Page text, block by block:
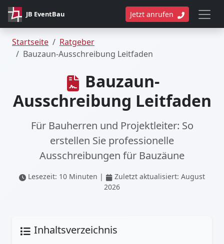
JB EventBau Jetzt anrufen
Startseite
Ratgeber
Bauzaun-Ausschreibung Leitfaden
Bauzaun-
Ausschreibung Leitfaden
Für Bauherren und Projektleiter: So
erstellen Sie professionelle
Ausschreibungen für Bauzäune
Lesezeit: 10 Minuten |
Zuletzt aktualisiert: August
2026
Inhaltsverzeichnis